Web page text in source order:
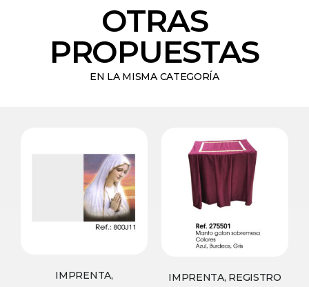
OTRAS
PROPUESTAS
EN LA MISMA CATEGORÍA
IMPRENTA,
IMPRENTA, REGISTRO